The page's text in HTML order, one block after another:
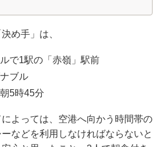
め手」は、
で1駅の「赤嶺」駅前
ブル
5時45分
よっては、空港へ向かう時間帯の
などを利用しなければならないと